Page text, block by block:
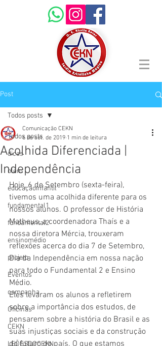
Post
Todos posts
dicas
olem
educaçãoinfantil
fundamental1
fundamental2
ensinomédio
projeto
Eventos
campanha
Oficinas
CEKN
LEÕESDOCEKN
Todos posts
Acolhida Diferenciada |
Independência
Comunicação CEKN
6 de set. de 2019 1 min de leitura
Hoje, 6 de Setembro (sexta-feira),
tivemos uma acolhida diferente para os
nossos alunos. O professor de História
Matheus, a coordenadora Thaís e a
nossa diretora Mércia, trouxeram
reflexões acerca do dia 7 de Setembro,
Dia da Independência em nossa nação
para todo o Fundamental 2 e Ensino
Médio.
Eles levaram os alunos a refletirem
sobre a importância dos estudos, de
pensarem sobre a história do Brasil e as
suas injustiças sociais e da construção
do futuro do país. O que estamos